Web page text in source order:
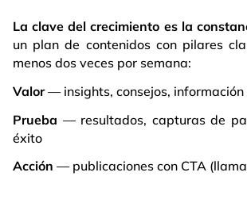
La clave del crecimiento es la
un plan de contenidos con pilares
menos dos veces por semana:
Valor— insights, consejos, información
Prueba — resultados, capturas de
éxito
Acción — publicaciones con CTA